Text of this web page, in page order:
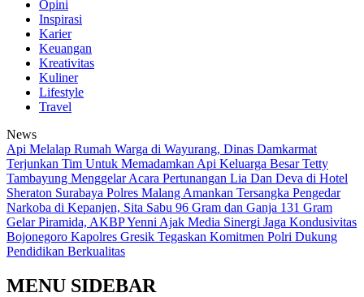
Opini
Inspirasi
Karier
Keuangan
Kreativitas
Kuliner
Lifestyle
Travel
News
Api Melalap Rumah Warga di Wayurang, Dinas Damkarmat
Terjunkan Tim Untuk Memadamkan Api Keluarga Besar Tetty
Tambayung Menggelar Acara Pertunangan Lia Dan Deva di Hotel
Sheraton Surabaya Polres Malang Amankan Tersangka Pengedar
Narkoba di Kepanjen, Sita Sabu 96 Gram dan Ganja 131 Gram
Gelar Piramida, AKBP Yenni Ajak Media Sinergi Jaga Kondusivitas
Bojonegoro Kapolres Gresik Tegaskan Komitmen Polri Dukung
Pendidikan Berkualitas
MENU SIDEBAR